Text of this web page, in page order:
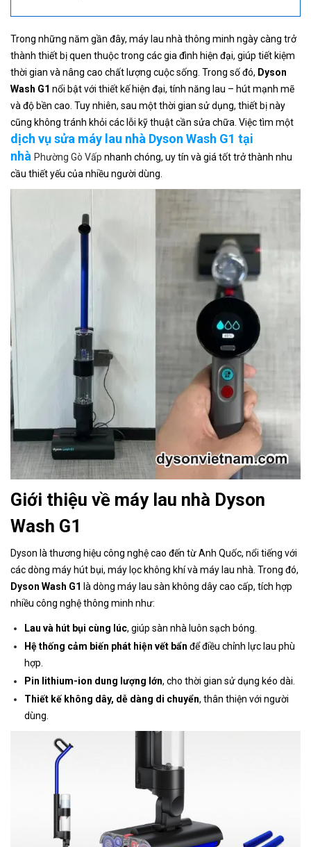
Trong những năm gần đây, máy lau nhà thông minh ngày càng trở
thành thiết bị quen thuộc trong các gia đình hiện đại, giúp tiết kiệm
thời gian và nâng cao chất lượng cuộc sống. Trong số đó, Dyson
Wash G1 nổi bật với thiết kế hiện đại, tính năng lau – hút mạnh mẽ
và độ bền cao. Tuy nhiên, sau một thời gian sử dụng, thiết bị này
cũng không tránh khỏi các lỗi kỹ thuật cần sửa chữa. Việc tìm một
dịch vụ sửa máy lau nhà Dyson Wash G1 tại
nhà Phường Gò Vấp nhanh chóng, uy tín và giá tốt trở thành nhu
cầu thiết yếu của nhiều người dùng.
Giới thiệu về máy lau nhà Dyson
Wash G1
Dyson là thương hiệu công nghệ cao đến từ Anh Quốc, nổi tiếng với
các dòng máy hút bụi, máy lọc không khí và máy lau nhà. Trong đó,
Dyson Wash G1 là dòng máy lau sàn không dây cao cấp, tích hợp
nhiều công nghệ thông minh như:
Lau và hút bụi cùng lúc, giúp sàn nhà luôn sạch bóng.
Hệ thống cảm biến phát hiện vết bẩn để điều chỉnh lực lau phù
hợp.
Pin lithium-ion dung lượng lớn, cho thời gian sử dụng kéo dài.
Thiết kế không dây, dễ dàng di chuyển, thân thiện với người
dùng.